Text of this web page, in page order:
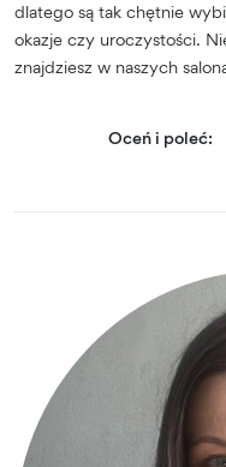
dlatego są tak chętnie
okazje czy uroczystości.
znajdziesz w naszych
Oceń i poleć: